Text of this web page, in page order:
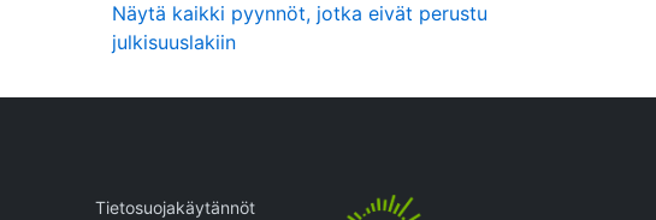
Näytä kaikki pyynnöt, jotka eivät perustu
julkisuuslakiin
Tietosuojakäytännöt